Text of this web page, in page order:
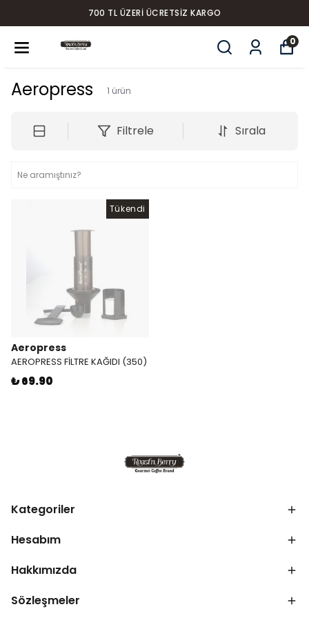
700 TL ÜZERI ÜCRETSIZ KARGO
0
Aeropress 1 ürün
Filtrele Sırala
Tükendi
Aeropress
AEROPRESS FİLTRE KAĞIDI (350)
₺ 69.90
Kategoriler
Hesabım
Hakkımızda
Sözleşmeler